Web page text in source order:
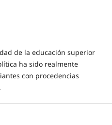
de la educación superior
ha sido realmente
con procedencias